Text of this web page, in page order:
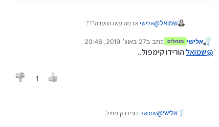
שמואל@אלישיאז מה עשו הוועדה???
מנותק
אלישי מנהלים כתב ב27 באוג׳ 2019, 20:46
נערך לאחרונה על ידי
@שמואל הורידו קימפול..
1
אלישי@שמואל הורידו קימפול..